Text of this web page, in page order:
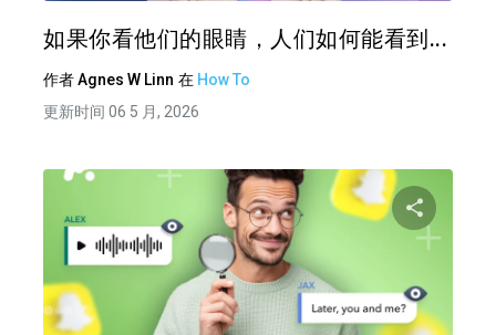
如果你看他们的眼睛，人们如何能看到...
作者Agnes W Linn 在 How To
更新时间 06 5 月, 2026